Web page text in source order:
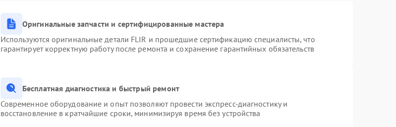
Оригинальные запчасти и сертифицированные мастера
Используются оригинальные детали FLIR и прошедшие сертификацию специалисты, что
гарантирует корректную работу после ремонта и сохранение гарантийных обязательств
Бесплатная диагностика и быстрый ремонт
Современное оборудование и опыт позволяют провести экспресс-диагностику и
восстановление в кратчайшие сроки, минимизируя время без устройства